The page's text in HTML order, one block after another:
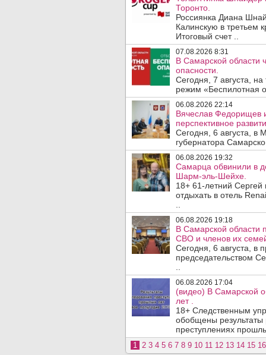
Торонто.
Россиянка Диана
Калинскую в третьем
Итоговый счет ..
07.08.2026 8:31
В Самарской области
опасности.
Сегодня, 7 августа,
режим «Беспилотная
06.08.2026 22:14
Вячеслав Федорищев
перспективное
Сегодня, 6 августа, в
губернатора
06.08.2026 19:32
Самарца обвинили в
Шарм-эль-Шейхе.
18+ 61-летний
отдыхать в отель
06.08.2026 19:18
В Самарской области
СВО и членов их
Сегодня, 6 августа, в
председательством
06.08.2026 17:04
(видео) В Самарской
лет .
18+ Следственным
обобщены результаты
преступлениях
1 2 3 4 5 6 7 8 9 10 11 12 13 14 15 16